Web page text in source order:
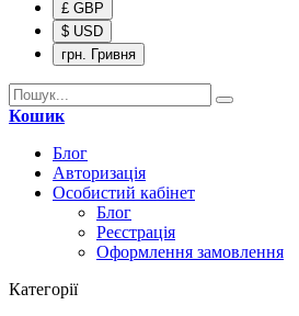
£ GBP
$ USD
грн. Гривня
Кошик
Блог
Авторизація
Особистий кабінет
Блог
Реєстрація
Оформлення замовлення
Категорії